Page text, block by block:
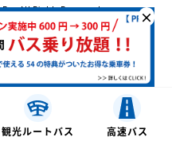
観光ルートバス ⾼速バス
×
All Rights Reserved.